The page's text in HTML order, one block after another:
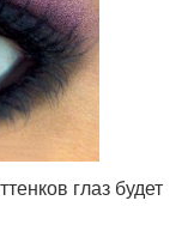
глаз будет